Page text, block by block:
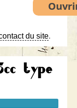
du site.
type